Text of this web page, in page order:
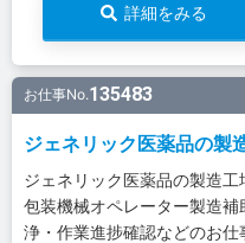
詳細をみる
お仕事No.135483
ジェネリック医薬品の製
ジェネリック医薬品の製造
包装機械オペレーター製造
浄・作業進捗確認などのお仕